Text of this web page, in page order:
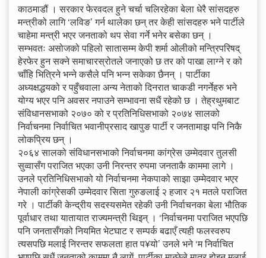
काठमाडौं । सरकार फेरवदल हुने चर्चा चलिरहेका बेला धेरै सांसदहरु
मन्त्रीको लागि ‘लविङ’ गर्न थालेका छन् तर केही सांसदहरु भने पार्टीले
चाहेमा मन्त्री भएर जनताको थप सेवा गर्ने भनेर बसेका छन् ।
सम्भवतः असोजको पहिलो सातासम्म केपी शर्मा ओलीको मन्त्रिपरिषद्
हेरफेर हुन सक्ने समाचारस्रोतले जनाएको छ तर को पाखा लाग्ने र को
चाँहि भित्रिने भन्ने कसैले पनि भन्न सकेका छैनन् । पार्टीका
अध्यक्षद्धयको र पहुँचवाला अन्य नेताको दिनरात चाकडी नगर्नेहरु भने
योग्य भएर पनि अवसर नपाउने सम्भावना सधैं रहेको छ । तेह्रथुमबाट
संविधानसभाको २०७० को र प्रतिनिधिसभाको २०७४ सालको
निर्वाचनमा निर्वाचित भवानीप्रसाद खापुङ पार्टी र जनतामाझ पनि निकै
लोकप्रिय छन् ।
२०६४ सालको संविधानसभाको निर्वाचनमा कांग्रेस उम्मेदवार तुलसी
सुव्वासँग पराजित भएका उनी निरन्तर रुपमा जनताकै काममा लागे ।
उनले प्रतिनिधिसभाको यो निर्वाचनमा नेकपाको साझा उम्मेदवार भएर
नेपाली कांग्रेसकी उम्मेदवार सिता गुरुङलाई २ हजार २१ मतले पराजित
गरे । पार्टीकी केन्द्रीय सदस्यसमेत रहेकी उनी निर्वाचनका बेला भौतिक
पूर्वाधार तथा यातायात राज्यमन्त्री थिइन् । ‘निर्वाचनमा पराजित भएपछि
पनि जनतासँगको नियमित भेटघाट र सम्पर्क बढाएँ त्यही फलस्वरुप
त्यसपछि मलाई निरन्तर सफलता हात प¥यो’ उनले भने ‘म निर्वाचित